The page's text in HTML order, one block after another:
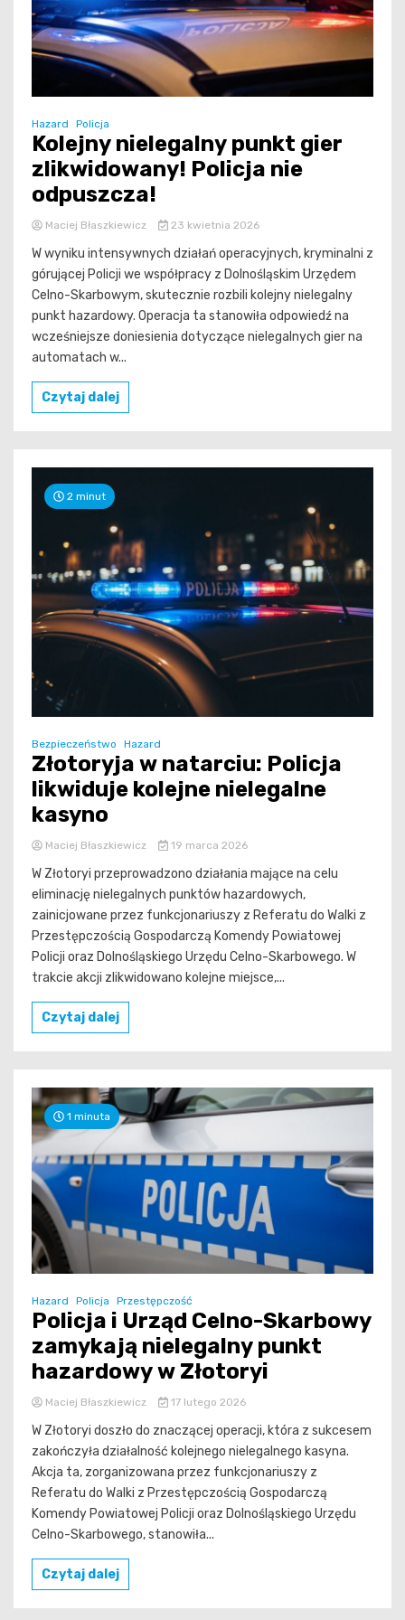
Hazard Policja
Kolejny nielegalny punkt gier
zlikwidowany! Policja nie
odpuszcza!
Maciej Błaszkiewicz 23 kwietnia 2026
W wyniku intensywnych działań operacyjnych, kryminalni z
górującej Policji we współpracy z Dolnośląskim Urzędem
Celno-Skarbowym, skutecznie rozbili kolejny nielegalny
punkt hazardowy. Operacja ta stanowiła odpowiedź na
wcześniejsze doniesienia dotyczące nielegalnych gier na
automatach w...
Czytaj dalej
2 minut
Bezpieczeństwo Hazard
Złotoryja w natarciu: Policja
likwiduje kolejne nielegalne
kasyno
Maciej Błaszkiewicz 19 marca 2026
W Złotoryi przeprowadzono działania mające na celu
eliminację nielegalnych punktów hazardowych,
zainicjowane przez funkcjonariuszy z Referatu do Walki z
Przestępczością Gospodarczą Komendy Powiatowej
Policji oraz Dolnośląskiego Urzędu Celno-Skarbowego. W
trakcie akcji zlikwidowano kolejne miejsce,...
Czytaj dalej
1 minuta
Hazard Policja Przestępczość
Policja i Urząd Celno-Skarbowy
zamykają nielegalny punkt
hazardowy w Złotoryi
Maciej Błaszkiewicz 17 lutego 2026
W Złotoryi doszło do znaczącej operacji, która z sukcesem
zakończyła działalność kolejnego nielegalnego kasyna.
Akcja ta, zorganizowana przez funkcjonariuszy z
Referatu do Walki z Przestępczością Gospodarczą
Komendy Powiatowej Policji oraz Dolnośląskiego Urzędu
Celno-Skarbowego, stanowiła...
Czytaj dalej